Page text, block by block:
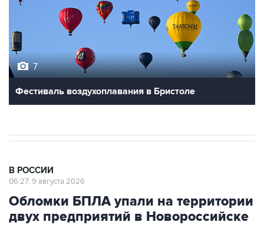
7
Фестиваль воздухоплавания в Бристоле
В РОССИИ
06:27, 9 августа 2026
Обломки БПЛА упали на территории
двух предприятий в Новороссийске